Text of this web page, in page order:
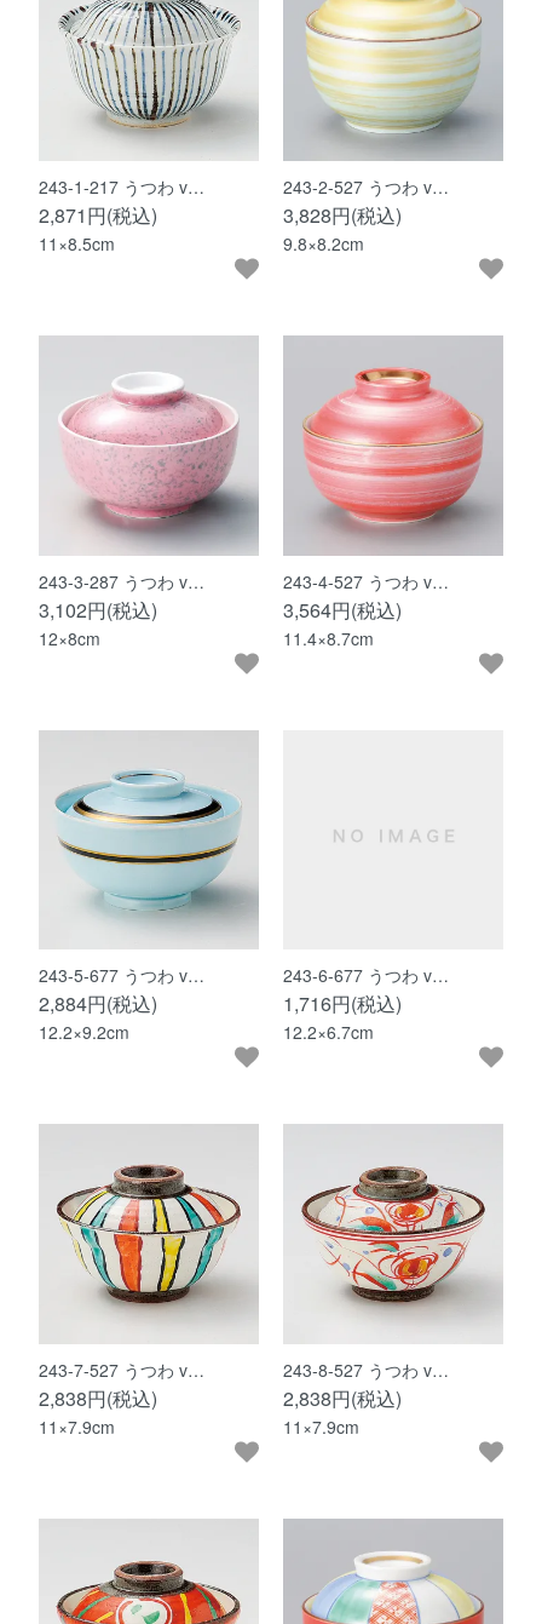
243-1-217 うつわ v…
2,871円(税込)
11×8.5cm
243-2-527 うつわ v…
3,828円(税込)
9.8×8.2cm
243-3-287 うつわ v…
3,102円(税込)
12×8cm
243-4-527 うつわ v…
3,564円(税込)
11.4×8.7cm
243-5-677 うつわ v…
2,884円(税込)
12.2×9.2cm
243-6-677 うつわ v…
1,716円(税込)
12.2×6.7cm
243-7-527 うつわ v…
2,838円(税込)
11×7.9cm
243-8-527 うつわ v…
2,838円(税込)
11×7.9cm